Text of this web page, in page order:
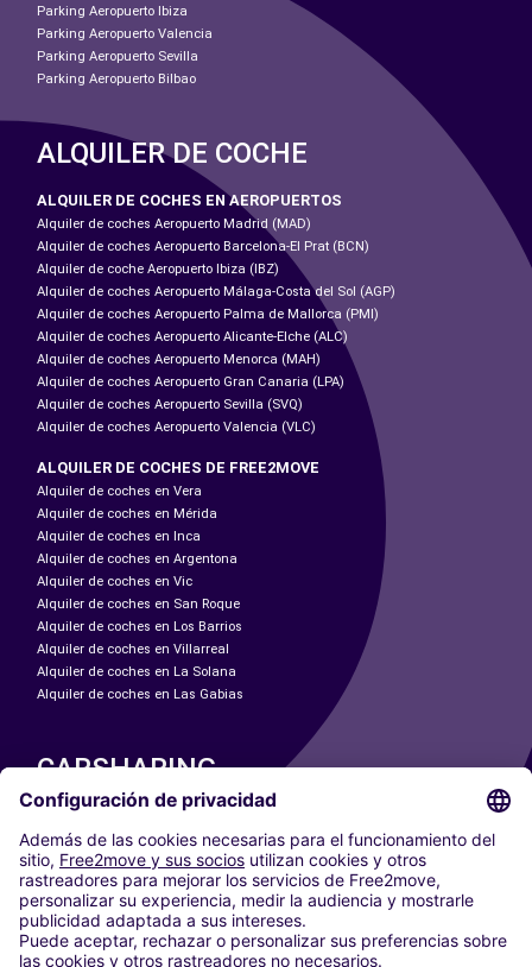
Parking Aeropuerto Ibiza
Parking Aeropuerto Valencia
Parking Aeropuerto Sevilla
Parking Aeropuerto Bilbao
ALQUILER DE COCHE
ALQUILER DE COCHES EN AEROPUERTOS
Alquiler de coches Aeropuerto Madrid (MAD)
Alquiler de coches Aeropuerto Barcelona-El Prat (BCN)
Alquiler de coche Aeropuerto Ibiza (IBZ)
Alquiler de coches Aeropuerto Málaga-Costa del Sol (AGP)
Alquiler de coches Aeropuerto Palma de Mallorca (PMI)
Alquiler de coches Aeropuerto Alicante-Elche (ALC)
Alquiler de coches Aeropuerto Menorca (MAH)
Alquiler de coches Aeropuerto Gran Canaria (LPA)
Alquiler de coches Aeropuerto Sevilla (SVQ)
Alquiler de coches Aeropuerto Valencia (VLC)
ALQUILER DE COCHES DE FREE2MOVE
Alquiler de coches en Vera
Alquiler de coches en Mérida
Alquiler de coches en Inca
Alquiler de coches en Argentona
Alquiler de coches en Vic
Alquiler de coches en San Roque
Alquiler de coches en Los Barrios
Alquiler de coches en Villarreal
Alquiler de coches en La Solana
Alquiler de coches en Las Gabias
CARSHARING
NUESTRAS CIUDADES
Paris
Madrid
Washington DC
Milán
Roma
Turín